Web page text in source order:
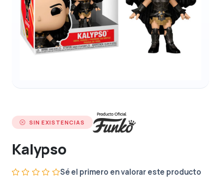
SIN EXISTENCIAS
Kalypso
Sé el primero en valorar este producto